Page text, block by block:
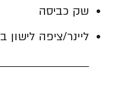
שק כביסה
ליינר/ציפה לישון